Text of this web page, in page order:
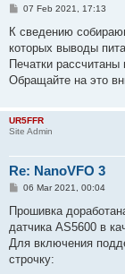
P
s
07 Feb 2021, 17:13
К сведению
которых выводы
Печатки
Обращайте на это
UR5FFR
Site Admin
Re: NanoVFO 3
P
s
06 Mar 2021, 00:04
Прошивка
датчика AS5600 в
Для включения
строчку: